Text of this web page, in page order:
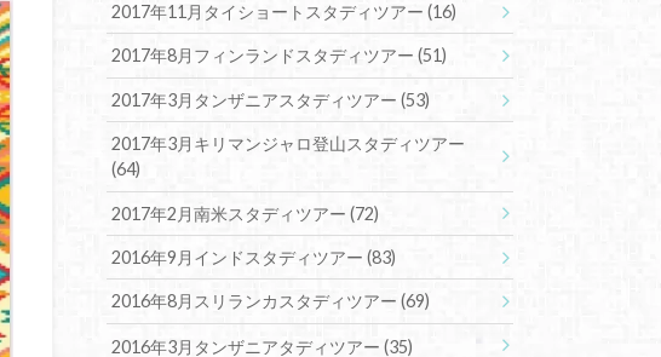
2017年11月タイショートスタディツアー(16)
2017年8月フィンランドスタディツアー(51)
2017年3月タンザニアスタディツアー(53)
2017年3月キリマンジャロ登山スタディツアー
(64)
2017年2月南米スタディツアー(72)
2016年9月インドスタディツアー(83)
2016年8月スリランカスタディツアー(69)
2016年3月タンザニアタディツアー(35)